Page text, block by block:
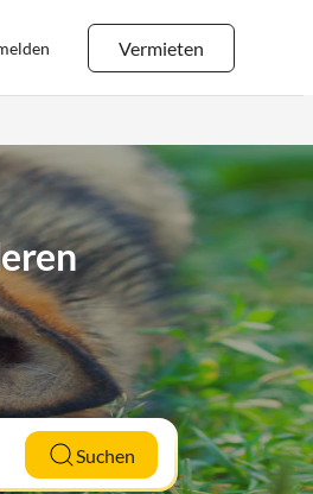
Vermieten
Suchen